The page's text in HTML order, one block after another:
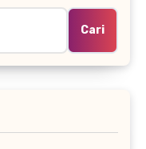
Cari